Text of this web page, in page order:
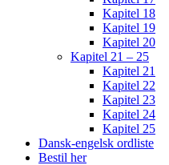
Kapitel 18
Kapitel 19
Kapitel 20
Kapitel 21 – 25
Kapitel 21
Kapitel 22
Kapitel 23
Kapitel 24
Kapitel 25
Dansk-engelsk ordliste
Bestil her